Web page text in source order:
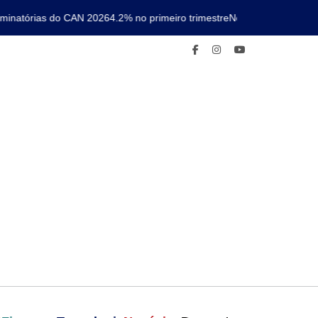
do CAN 20264.2% no primeiro trimestreNova linha de metro